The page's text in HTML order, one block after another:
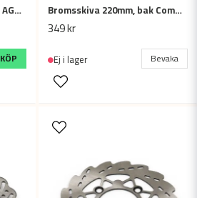
Bromsskiva 239mm, fram, AGB-38
KÖP
Bromsskiva 220mm, bak Commander 200
349 kr
Ej i lager Bevaka
Skicka fråga